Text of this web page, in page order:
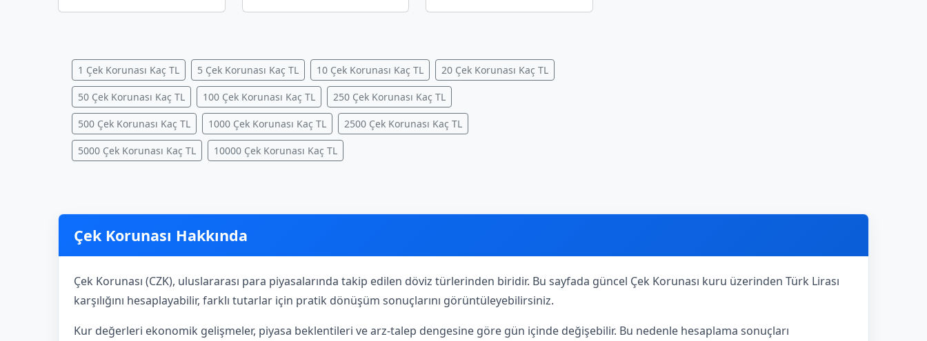
1 Çek Korunası Kaç TL 5 Çek Korunası Kaç TL 10 Çek Korunası Kaç TL 20 Çek Korunası Kaç TL
50 Çek Korunası Kaç TL 100 Çek Korunası Kaç TL 250 Çek Korunası Kaç TL
500 Çek Korunası Kaç TL 1000 Çek Korunası Kaç TL 2500 Çek Korunası Kaç TL
5000 Çek Korunası Kaç TL 10000 Çek Korunası Kaç TL
Çek Korunası Hakkında
Çek Korunası (CZK), uluslararası para piyasalarında takip edilen döviz türlerinden biridir. Bu sayfada güncel Çek Korunası kuru üzerinden Türk Lirası
karşılığını hesaplayabilir, farklı tutarlar için pratik dönüşüm sonuçlarını görüntüleyebilirsiniz.
Kur değerleri ekonomik gelişmeler, piyasa beklentileri ve arz-talep dengesine göre gün içinde değişebilir. Bu nedenle hesaplama sonuçları